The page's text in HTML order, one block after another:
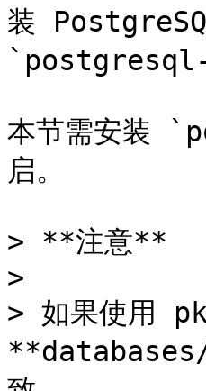
装
本节需安装
启。
> **注意**
>
> 如果使用
**databases/